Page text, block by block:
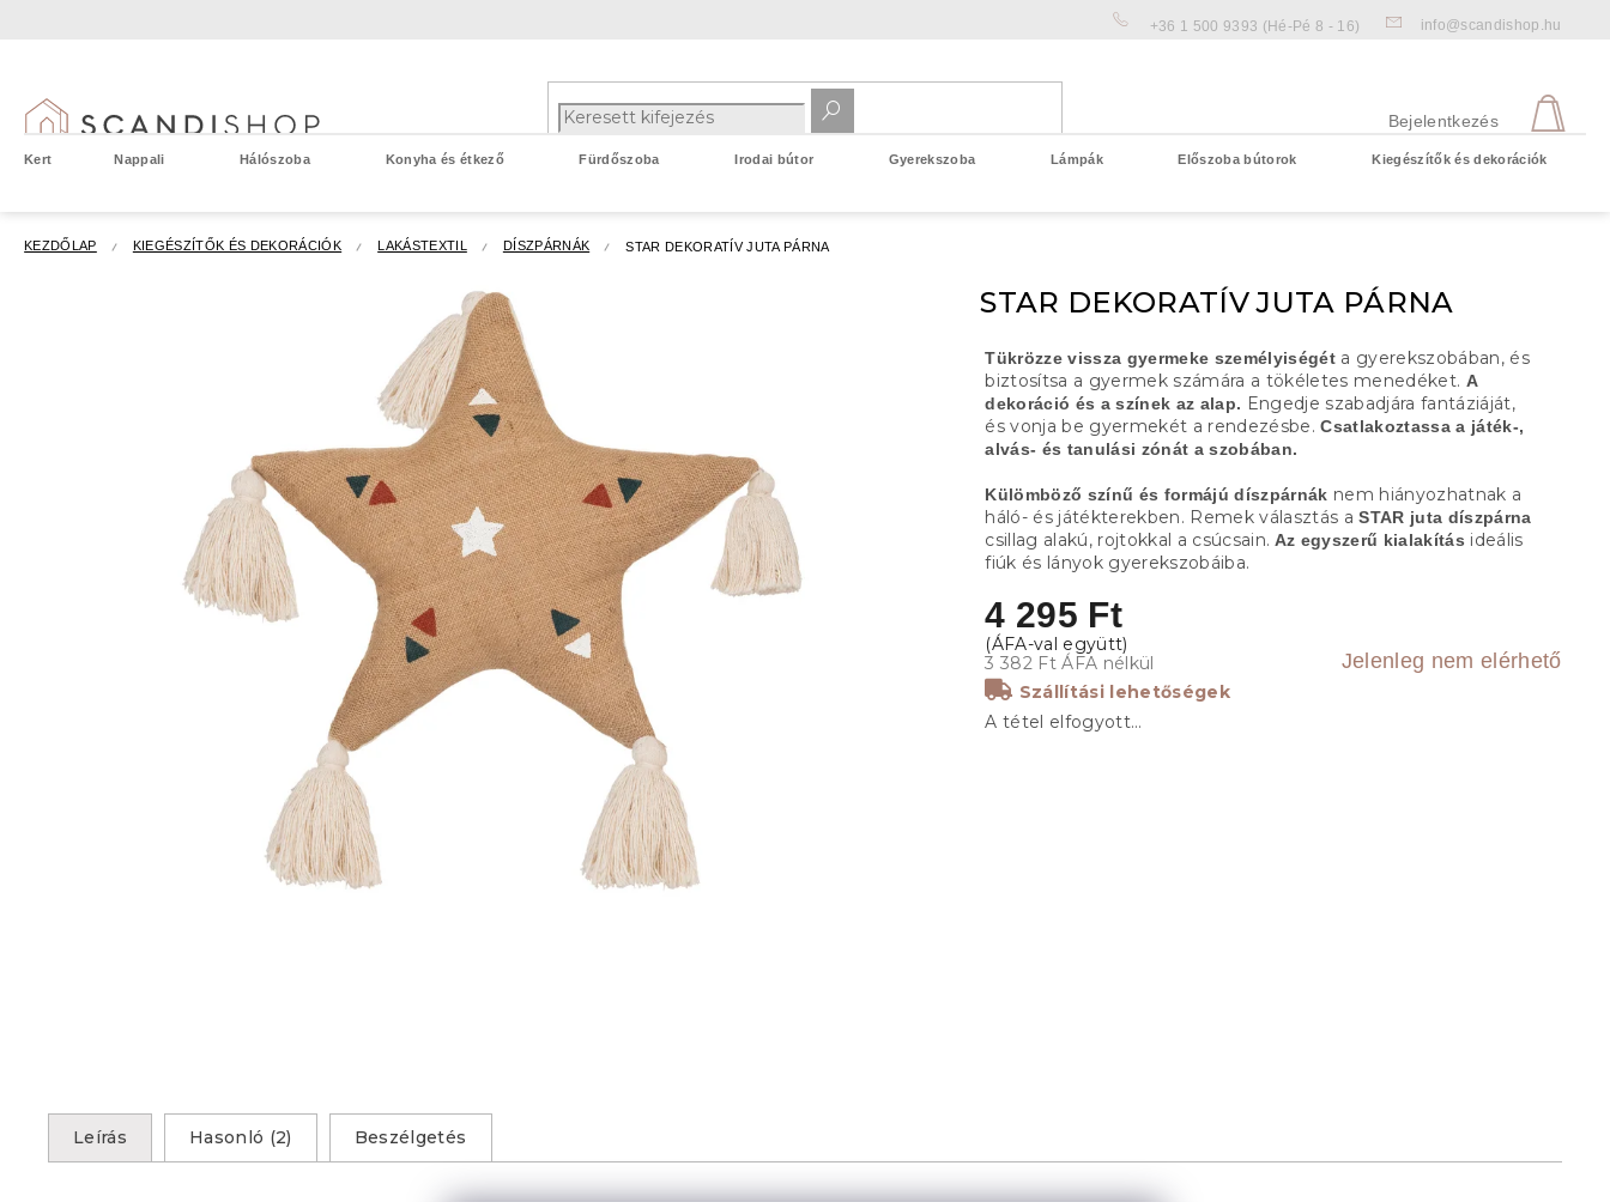
+36 1 500 9393 (Hé-Pé 8 - 16) info@scandishop.hu
Bejelentkezés
Kert Nappali Hálószoba Konyha és étkező Fürdőszoba Irodai bútor Gyerekszoba Lámpák Előszoba bútorok Kiegészítők és dekorációk
KEZDŐLAP KIEGÉSZÍTŐK ÉS DEKORÁCIÓK LAKÁSTEXTIL DÍSZPÁRNÁK STAR DEKORATÍV JUTA PÁRNA
STAR DEKORATÍV JUTA PÁRNA
4 295 Ft
3 382 Ft ÁFA nélkül Jelenleg nem elérhető
Szállítási lehetőségek
A tétel elfogyott…
Tükrözze vissza gyermeke személyiségét a gyerekszobában, és
biztosítsa a gyermek számára a tökéletes menedéket. A
dekoráció és a színek az alap. Engedje szabadjára fantáziáját,
és vonja be gyermekét a rendezésbe.Csatlakoztassa a játék-,
alvás- és tanulási zónát a szobában.
Külömböző színű és formájú díszpárnák nem hiányozhatnak a
háló- és játékterekben. Remek választás aSTAR juta díszpárna
csillag alakú, rojtokkal a csúcsain. Az egyszerű kialakítás ideális
fiúk és lányok gyerekszobáiba.
Leírás Hasonló (2) Beszélgetés